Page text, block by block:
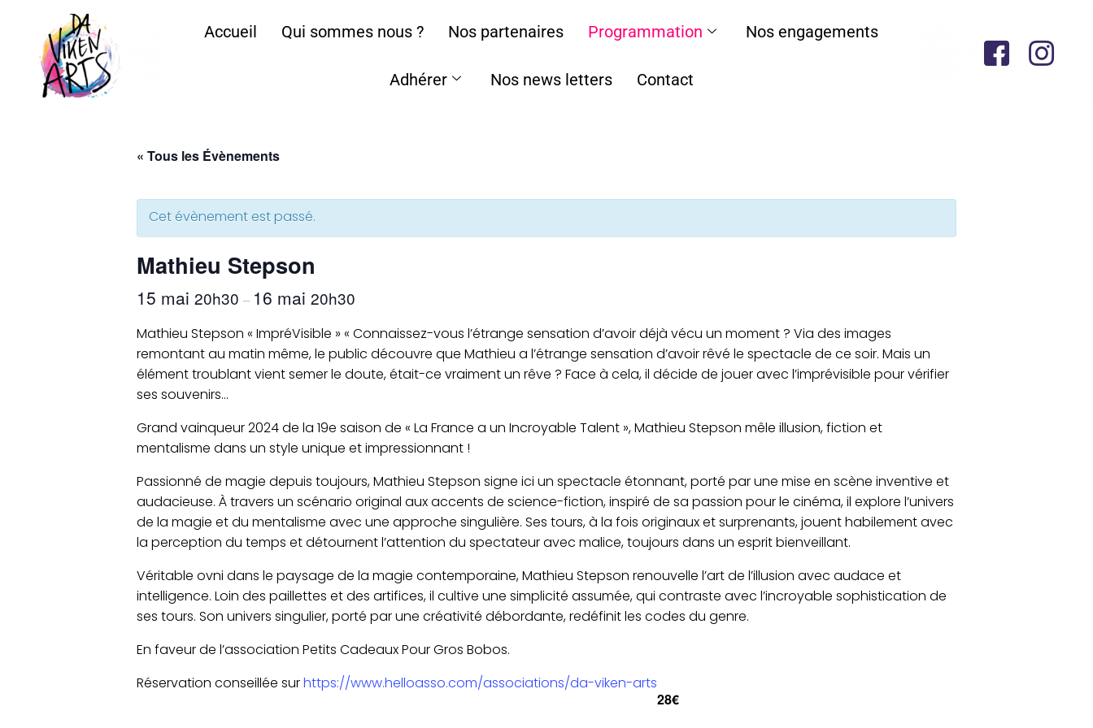
Accueil Qui sommes nous ? Nos partenaires Programmation Nos engagements
Adhérer Nos news letters Contact
« Tous les Évènements
Cet évènement est passé.
Mathieu Stepson
15 mai 20h30 – 16 mai 20h30
Mathieu Stepson « ImpréVisible » « Connaissez-vous l’étrange sensation d’avoir déjà vécu un moment ? Via des images
remontant au matin même, le public découvre que Mathieu a l’étrange sensation d’avoir rêvé le spectacle de ce soir. Mais un
élément troublant vient semer le doute, était-ce vraiment un rêve ? Face à cela, il décide de jouer avec l’imprévisible pour vérifier
ses souvenirs…
Grand vainqueur 2024 de la 19e saison de « La France a un Incroyable Talent », Mathieu Stepson mêle illusion, fiction et
mentalisme dans un style unique et impressionnant !
Passionné de magie depuis toujours, Mathieu Stepson signe ici un spectacle étonnant, porté par une mise en scène inventive et
audacieuse. À travers un scénario original aux accents de science-fiction, inspiré de sa passion pour le cinéma, il explore l’univers
de la magie et du mentalisme avec une approche singulière. Ses tours, à la fois originaux et surprenants, jouent habilement avec
la perception du temps et détournent l’attention du spectateur avec malice, toujours dans un esprit bienveillant.
Véritable ovni dans le paysage de la magie contemporaine, Mathieu Stepson renouvelle l’art de l’illusion avec audace et
intelligence. Loin des paillettes et des artifices, il cultive une simplicité assumée, qui contraste avec l’incroyable sophistication de
ses tours. Son univers singulier, porté par une créativité débordante, redéfinit les codes du genre.
En faveur de l’association Petits Cadeaux Pour Gros Bobos.
Réservation conseillée surhttps://www.helloasso.com/associations/da-viken-arts
28€